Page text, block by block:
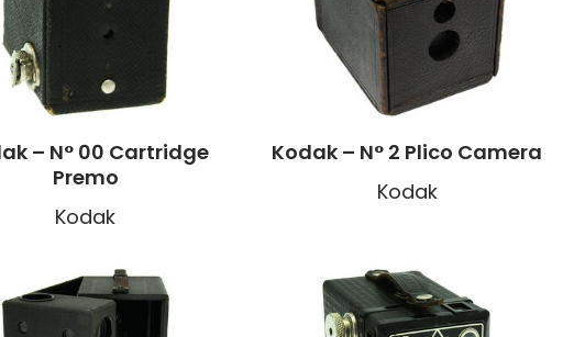
– N° 00 Cartridge
Premo
Kodak
Kodak – N° 2 Plico Camera
Kodak